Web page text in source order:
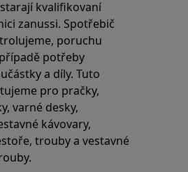
kvalifikovaní
zanussi. Spotřebič
poruchu
potřeby
a díly. Tuto
pro pračky,
varné desky,
kávovary,
trouby a vestavné